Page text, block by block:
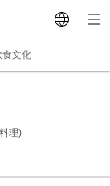
食文化
理)